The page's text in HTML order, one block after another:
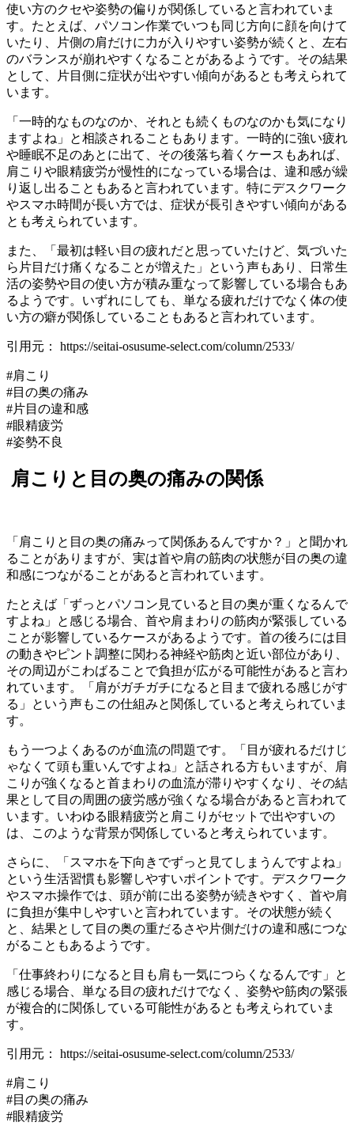
使い方のクセや姿勢の偏りが関係していると言われていま
す。たとえば、パソコン作業でいつも同じ方向に顔を向けて
いたり、片側の肩だけに力が入りやすい姿勢が続くと、左右
のバランスが崩れやすくなることがあるようです。その結果
として、片目側に症状が出やすい傾向があるとも考えられて
います。
「一時的なものなのか、それとも続くものなのかも気になり
ますよね」と相談されることもあります。一時的に強い疲れ
や睡眠不足のあとに出て、その後落ち着くケースもあれば、
肩こりや眼精疲労が慢性的になっている場合は、違和感が繰
り返し出ることもあると言われています。特にデスクワーク
やスマホ時間が長い方では、症状が長引きやすい傾向がある
とも考えられています。
また、「最初は軽い目の疲れだと思っていたけど、気づいた
ら片目だけ痛くなることが増えた」という声もあり、日常生
活の姿勢や目の使い方が積み重なって影響している場合もあ
るようです。いずれにしても、単なる疲れだけでなく体の使
い方の癖が関係していることもあると言われています。
引用元： https://seitai-osusume-select.com/column/2533/
#肩こり
#目の奥の痛み
#片目の違和感
#眼精疲労
#姿勢不良
肩こりと目の奥の痛みの関係
「肩こりと目の奥の痛みって関係あるんですか？」と聞かれ
ることがありますが、実は首や肩の筋肉の状態が目の奥の違
和感につながることがあると言われています。
たとえば「ずっとパソコン見ていると目の奥が重くなるんで
すよね」と感じる場合、首や肩まわりの筋肉が緊張している
ことが影響しているケースがあるようです。首の後ろには目
の動きやピント調整に関わる神経や筋肉と近い部位があり、
その周辺がこわばることで負担が広がる可能性があると言わ
れています。「肩がガチガチになると目まで疲れる感じがす
る」という声もこの仕組みと関係していると考えられていま
す。
もう一つよくあるのが血流の問題です。「目が疲れるだけじ
ゃなくて頭も重いんですよね」と話される方もいますが、肩
こりが強くなると首まわりの血流が滞りやすくなり、その結
果として目の周囲の疲労感が強くなる場合があると言われて
います。いわゆる眼精疲労と肩こりがセットで出やすいの
は、このような背景が関係していると考えられています。
さらに、「スマホを下向きでずっと見てしまうんですよね」
という生活習慣も影響しやすいポイントです。デスクワーク
やスマホ操作では、頭が前に出る姿勢が続きやすく、首や肩
に負担が集中しやすいと言われています。その状態が続く
と、結果として目の奥の重だるさや片側だけの違和感につな
がることもあるようです。
「仕事終わりになると目も肩も一気につらくなるんです」と
感じる場合、単なる目の疲れだけでなく、姿勢や筋肉の緊張
が複合的に関係している可能性があるとも考えられていま
す。
引用元： https://seitai-osusume-select.com/column/2533/
#肩こり
#目の奥の痛み
#眼精疲労